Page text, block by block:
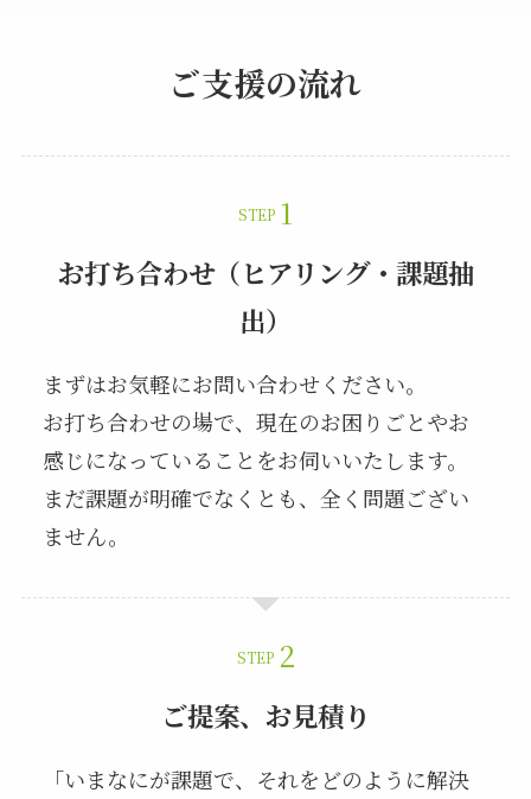
ご支援の流れ
STEP
お打ち合わせ（ヒアリング・課題抽
出）
まずはお気軽にお問い合わせください。
お打ち合わせの場で、現在のお困りごとやお
感じになっていることをお伺いいたします。
まだ課題が明確でなくとも、全く問題ござい
ません。
STEP
ご提案、お見積り
「いまなにが課題で、それをどのように解決